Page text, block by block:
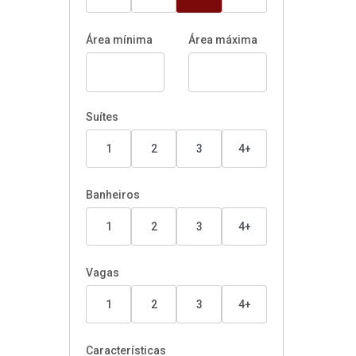
Área mínima Área máxima
Suítes
1 2 3 4+
Banheiros
1 2 3 4+
Vagas
1 2 3 4+
Características